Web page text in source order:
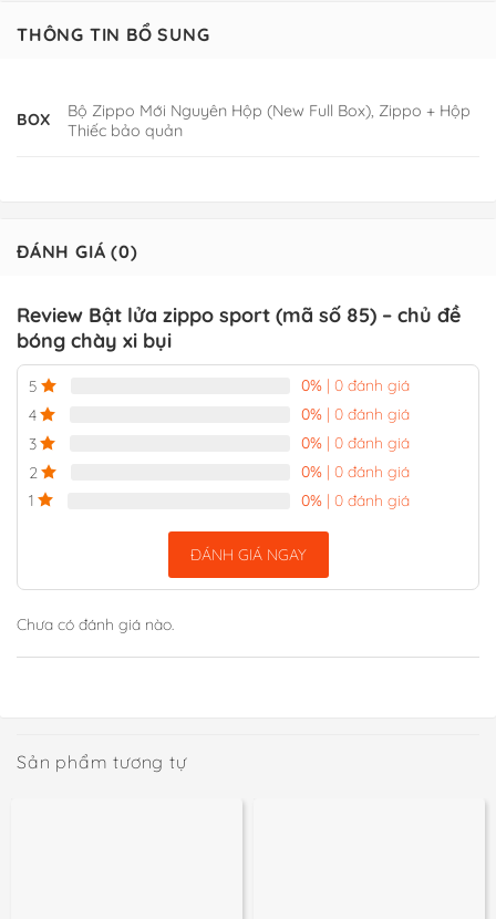
THÔNG TIN BỔ SUNG
BOX
Bộ Zippo Mới Nguyên Hộp (New Full Box), Zippo + Hộp
Thiếc bảo quản
ĐÁNH GIÁ (0)
Review Bật lửa zippo sport (mã số 85) – chủ đề
bóng chày xi bụi
5 0% | 0 đánh giá
4
0% | 0 đánh giá
3
0% | 0 đánh giá
2
0% | 0 đánh giá
1
0% | 0 đánh giá
ĐÁNH GIÁ NGAY
Chưa có đánh giá nào.
Sản phẩm tương tự